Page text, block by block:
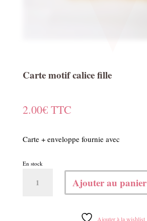
Carte motif calice fille
2.00€ TTC
Carte + enveloppe fournie avec
En stock
Ajouter au panier
Ajouter à la wishlist